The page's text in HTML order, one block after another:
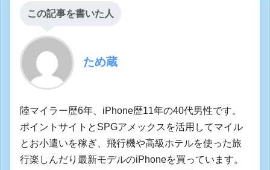
この記事を書いた人
ため蔵
陸マイラー歴6年、iPhone歴11年の40代男性です。
ポイントサイトとSPGアメックスを活用してマイル
とお小遣いを稼ぎ、飛行機や高級ホテルを使った旅
行楽しんだり最新モデルのiPhoneを買っています。